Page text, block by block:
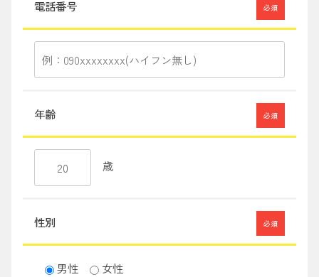
電話番号 必須
年齢 必須
歳
性別 必須
男性 女性